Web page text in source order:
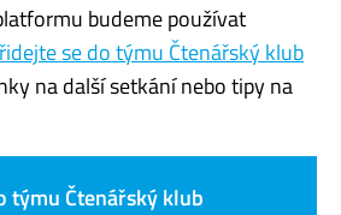
budeme používat
se do týmu Čtenářský klub
na další setkání nebo tipy na
týmu Čtenářský klub